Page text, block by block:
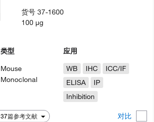
37篇参考文献 对比
类型
Mouse
Monoclonal
应用
WB
IHC
ICC/IF
ELISA
IP
Inhibition
货号37-1600
100 µg